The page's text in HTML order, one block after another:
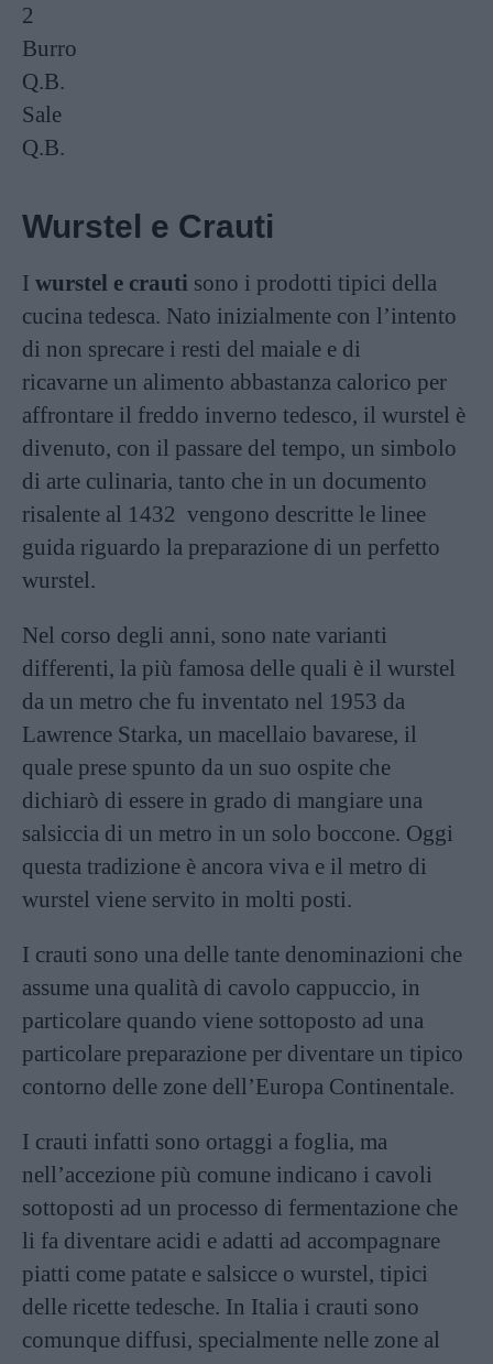
2
Burro
Q.B.
Sale
Q.B.
Wurstel e Crauti
I wurstel e crauti sono i prodotti tipici della
cucina tedesca. Nato inizialmente con l’intento
di non sprecare i resti del maiale e di
ricavarne un alimento abbastanza calorico per
affrontare il freddo inverno tedesco, il wurstel è
divenuto, con il passare del tempo, un simbolo
di arte culinaria, tanto che in un documento
risalente al 1432 vengono descritte le linee
guida riguardo la preparazione di un perfetto
wurstel.
Nel corso degli anni, sono nate varianti
differenti, la più famosa delle quali è il wurstel
da un metro che fu inventato nel 1953 da
Lawrence Starka, un macellaio bavarese, il
quale prese spunto da un suo ospite che
dichiarò di essere in grado di mangiare una
salsiccia di un metro in un solo boccone. Oggi
questa tradizione è ancora viva e il metro di
wurstel viene servito in molti posti.
I crauti sono una delle tante denominazioni che
assume una qualità di cavolo cappuccio, in
particolare quando viene sottoposto ad una
particolare preparazione per diventare un tipico
contorno delle zone dell’Europa Continentale.
I crauti infatti sono ortaggi a foglia, ma
nell’accezione più comune indicano i cavoli
sottoposti ad un processo di fermentazione che
li fa diventare acidi e adatti ad accompagnare
piatti come patate e salsicce o wurstel, tipici
delle ricette tedesche. In Italia i crauti sono
comunque diffusi, specialmente nelle zone al